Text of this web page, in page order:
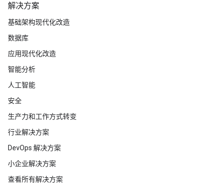
解决方案
基础架构现代化改造
数据库
应用现代化改造
智能分析
人工智能
安全
生产力和工作方式转变
行业解决方案
DevOps 解决方案
小企业解决方案
查看所有解决方案